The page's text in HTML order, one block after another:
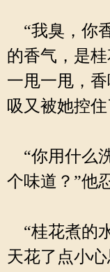
“我臭，你
的香气，是
一甩一甩，
吸又被她控住
“你用什么
个味道？”他
“桂花煮的
天花了点小